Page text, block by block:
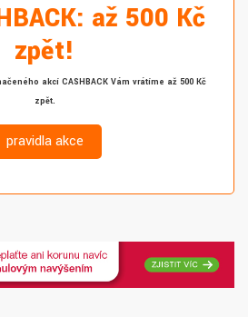
až 500 Kč
zpět!
akcí CASHBACK Vám vrátíme až 500 Kč
zpět.
pravidla akce